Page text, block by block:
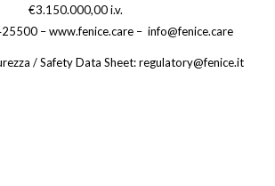
€3.150.000,00 i.v.
– www.fenice.care – info@fenice.care
/ Safety Data Sheet: regulatory@fenice.it